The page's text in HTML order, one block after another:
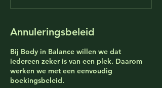
Annuleringsbeleid
Bij Body in Balance willen we dat
iedereen zeker is van een plek. Daarom
werken we met een eenvoudig
boekingsbeleid.